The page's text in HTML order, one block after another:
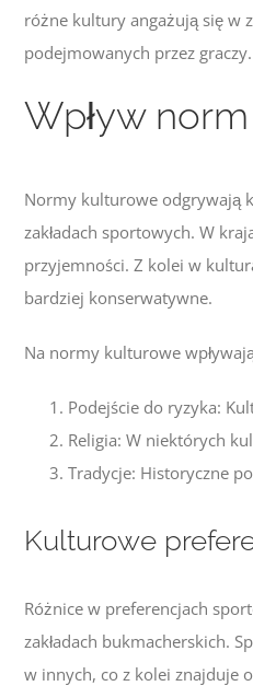
różne kultury angażują się w
podejmowanych przez graczy.
Wpływ
Normy kulturowe odgrywają
zakładach sportowych. W
przyjemności. Z kolei w
bardziej konserwatywne.
Na normy kulturowe
Podejście do ryzyka:
Religia: W niektórych
Tradycje: Historyczne
Kulturowe
Różnice w preferencjach
zakładach bukmacherskich.
w innych, co z kolei znajduje